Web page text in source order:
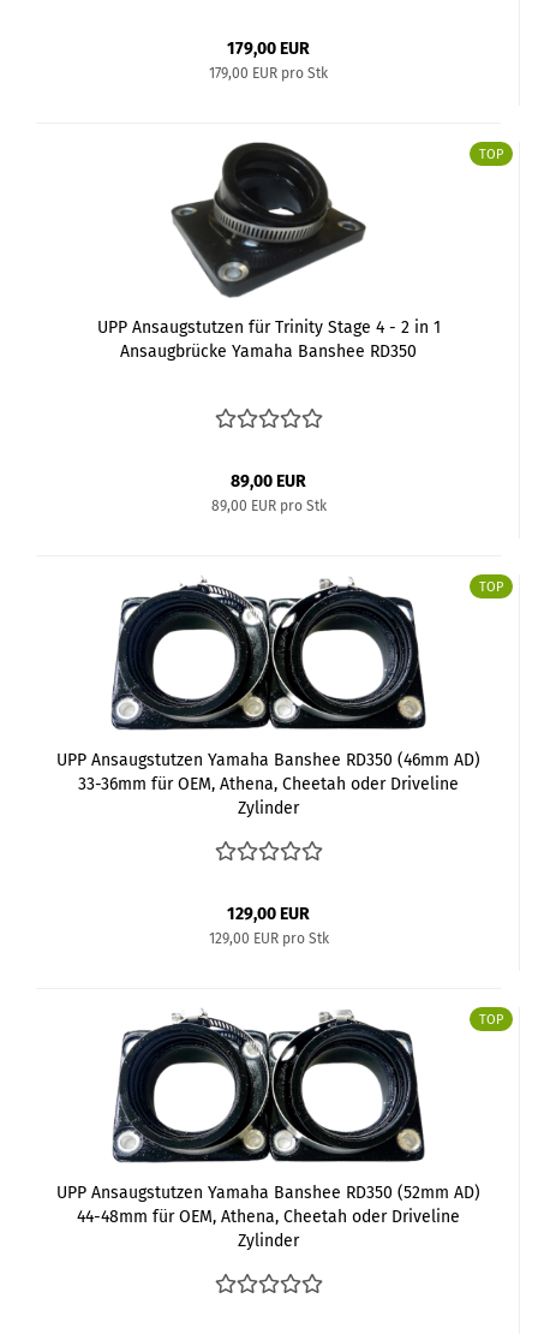
179,00 EUR
179,00 EUR pro Stk
TOP
UPP Ansaugstutzen für Trinity Stage 4 - 2 in 1
Ansaugbrücke Yamaha Banshee RD350
89,00 EUR
89,00 EUR pro Stk
TOP
UPP Ansaugstutzen Yamaha Banshee RD350 (46mm AD)
33-36mm für OEM, Athena, Cheetah oder Driveline
Zylinder
129,00 EUR
129,00 EUR pro Stk
TOP
UPP Ansaugstutzen Yamaha Banshee RD350 (52mm AD)
44-48mm für OEM, Athena, Cheetah oder Driveline
Zylinder